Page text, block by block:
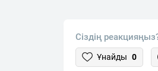
Сіздің
Ұнайды 0